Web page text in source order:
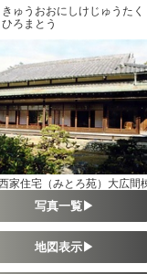
きゅうおおにしけじゅうた
ひろまとう
家住宅（みとろ苑）大広間
写真一覧▶
地図表示▶